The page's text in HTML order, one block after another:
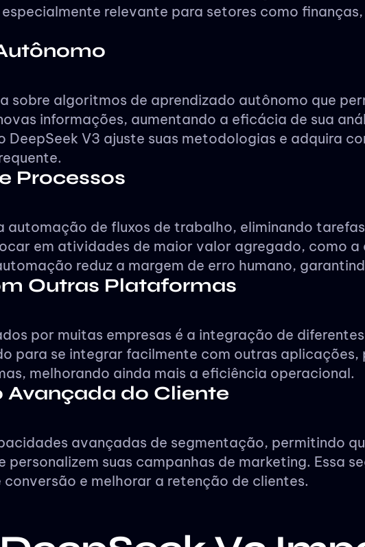
relevante para setores como
sobre algoritmos de aprendizado autônomo que
informações, aumentando a eficácia de sua
DeepSeek V3 ajuste suas metodologias e adquira
Processos
automação de fluxos de trabalho, eliminando
em atividades de maior valor agregado, como
reduz a margem de erro humano,
Outras Plataformas
por muitas empresas é a integração de
para se integrar facilmente com outras
melhorando ainda mais a eficiência operacional.
Avançada do Cliente
avançadas de segmentação, permitindo
suas campanhas de marketing. Essa
e melhorar a retenção de clientes.